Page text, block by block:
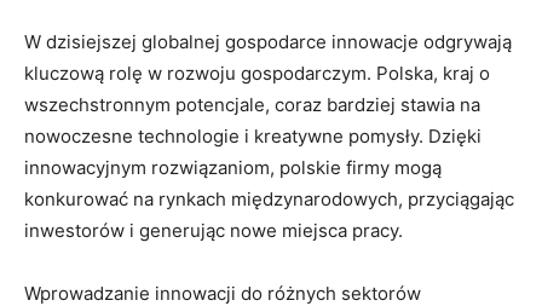
W⁣ dzisiejszej globalnej gospodarce innowacje‍ odgrywają⁤
kluczową rolę w rozwoju gospodarczym. Polska, kraj o
wszechstronnym potencjale, coraz bardziej stawia na
nowoczesne technologie i kreatywne⁢ pomysły. Dzięki
innowacyjnym rozwiązaniom, polskie firmy mogą
konkurować na rynkach międzynarodowych, przyciągając
inwestorów i generując nowe miejsca pracy.
Wprowadzanie innowacji do różnych⁢ sektorów